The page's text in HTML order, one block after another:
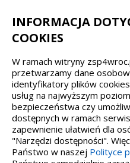
Spełniamy
WCAG 2.1
INFORMACJA
COOKIES
W ramach witryny
przetwarzamy dane
identyfikatory plików
usług na najwyższym
bezpieczeństwa czy
dostępnych w ramach
zapewnienie ułatwień dla
"Narzędzi dostępności".
Państwo w naszej Polityce